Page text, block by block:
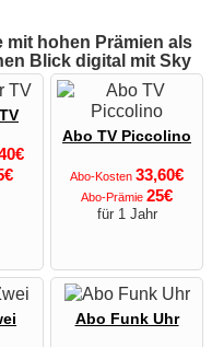
hohen Prämien als
Blick digital mit Sky
Abo TV Piccolino
Abo-Kosten 33,60€
Abo-Prämie 25€
für 1 Jahr
Abo Funk Uhr